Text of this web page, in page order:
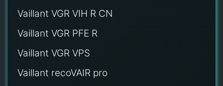
Vaillant VGR VIH R CN
Vaillant VGR PFE R
Vaillant VGR VPS
Vaillant recoVAIR pro